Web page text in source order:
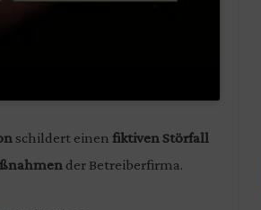
schildert einen fiktiven Störfall
der Betreiberfirma.